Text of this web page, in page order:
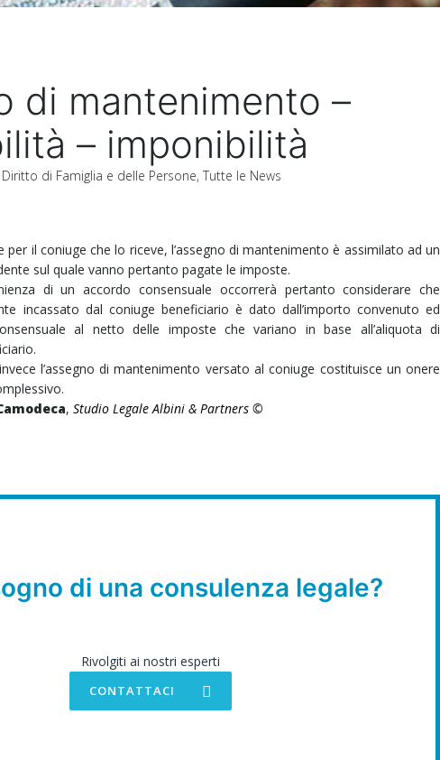
di mantenimento –
– imponibilità
Diritto di Famiglia e delle Persone,Tutte le News
per il coniuge che lo riceve, l’assegno di mantenimento è assimilato ad un
sul quale vanno pertanto pagate le imposte.
di un accordo consensuale occorrerà pertanto considerare che
incassato dal coniuge beneficiario è dato dall’importo convenuto ed
al netto delle imposte che variano in base all’aliquota di
l’assegno di mantenimento versato al coniuge costituisce un onere
,Studio Legale Albini & Partners ©
di una consulenza legale?
Rivolgiti ai nostri esperti
CONTATTACI